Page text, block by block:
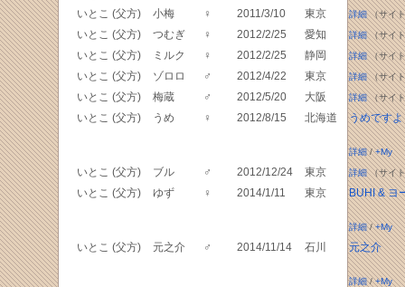
いとこ (父方) 小梅 ♀ 2011/3/10 東京 詳細（サイ
いとこ (父方) つむぎ ♀ 2012/2/25 愛知 詳細（サイ
いとこ (父方) ミルク ♀ 2012/2/25 静岡 詳細（サイ
いとこ (父方) ゾロロ ♂ 2012/4/22 東京 詳細（サイ
いとこ (父方) 梅蔵 ♂ 2012/5/20 大阪 詳細（サイ
いとこ (父方) うめ ♀ 2012/8/15 北海道 うめですよ
詳細/+My
いとこ (父方) ブル ♂ 2012/12/24 東京 詳細（サイ
いとこ (父方) ゆず ♀ 2014/1/11 東京 BUHI & ヨ
詳細/+My
いとこ (父方) 元之介 ♂ 2014/11/14 石川 元之介
詳細/+My